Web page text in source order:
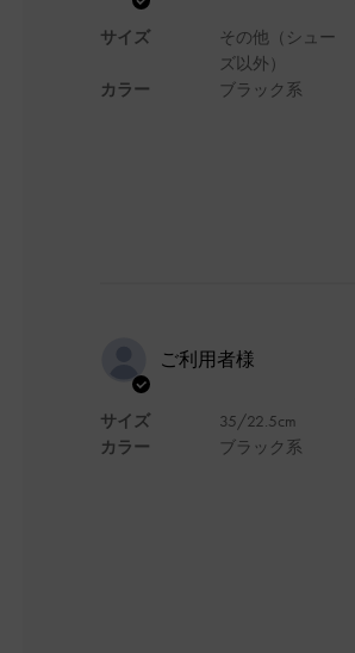
サイズ
カラー
その他（シュー
ズ以外）
ブラック系
ご利用者様
サイズ
カラー
35/22.5cm
ブラック系